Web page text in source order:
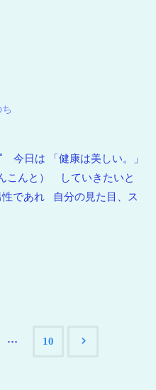
今日は 「健康は美しい。」
こんと） していきたいと
であれ 自分の見た目、ス
… 10